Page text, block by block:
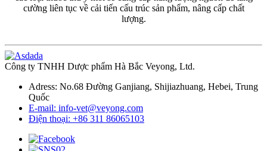
cường liên tục về cải tiến cấu trúc sản phẩm, nâng cấp chất
lượng.
Công ty TNHH Dược phẩm Hà Bắc Veyong, Ltd.
Adress: No.68 Đường Ganjiang, Shijiazhuang, Hebei, Trung
Quốc
E-mail: info-vet@veyong.com
Điện thoại: +86 311 86065103